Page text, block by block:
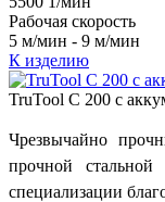
Рабочая скорость
5 м/мин - 9 м/мин
К изделию
TruTool C 200 с
Чрезвычайно
прочной
специализации